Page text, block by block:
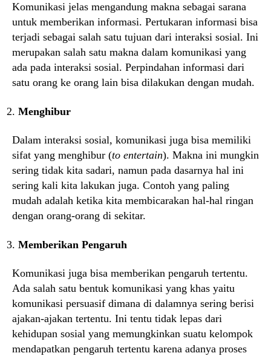
Komunikasi jelas mengandung makna sebagai sarana
untuk memberikan informasi. Pertukaran informasi bisa
terjadi sebagai salah satu tujuan dari interaksi sosial. Ini
merupakan salah satu makna dalam komunikasi yang
ada pada interaksi sosial. Perpindahan informasi dari
satu orang ke orang lain bisa dilakukan dengan mudah.
Menghibur
Dalam interaksi sosial, komunikasi juga bisa memiliki
sifat yang menghibur (to entertain). Makna ini mungkin
sering tidak kita sadari, namun pada dasarnya hal ini
sering kali kita lakukan juga. Contoh yang paling
mudah adalah ketika kita membicarakan hal-hal ringan
dengan orang-orang di sekitar.
Memberikan Pengaruh
Komunikasi juga bisa memberikan pengaruh tertentu.
Ada salah satu bentuk komunikasi yang khas yaitu
komunikasi persuasif dimana di dalamnya sering berisi
ajakan-ajakan tertentu. Ini tentu tidak lepas dari
kehidupan sosial yang memungkinkan suatu kelompok
mendapatkan pengaruh tertentu karena adanya proses